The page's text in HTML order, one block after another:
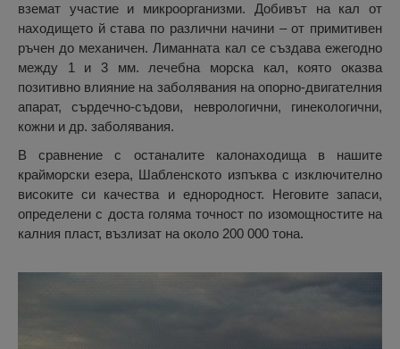
вземат участие и микроорганизми. Добивът на кал от
находището й става по различни начини – от примитивен
ръчен до механичен. Лиманната кал се създава ежегодно
между 1 и 3 мм. лечебна морска кал, която оказва
позитивно влияние на заболявания на опорно-двигателния
апарат, сърдечно-съдови, неврологични, гинекологични,
кожни и др. заболявания.
В сравнение с останалите калонаходища в нашите
крайморски езера, Шабленското изпъква с изключително
високите си качества и еднородност. Неговите запаси,
определени с доста голяма точност по изомощностите на
калния пласт, възлизат на около 200 000 тона.